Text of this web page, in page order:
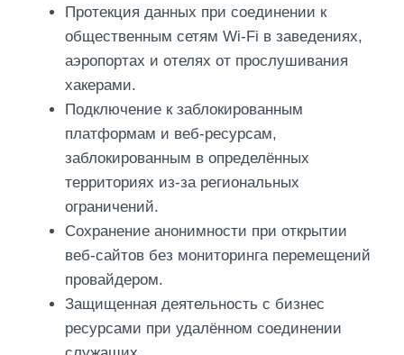
Протекция данных при соединении к
общественным сетям Wi-Fi в заведениях,
аэропортах и отелях от прослушивания
хакерами.
Подключение к заблокированным
платформам и веб-ресурсам,
заблокированным в определённых
территориях из-за региональных
ограничений.
Сохранение анонимности при открытии
веб-сайтов без мониторинга перемещений
провайдером.
Защищенная деятельность с бизнес
ресурсами при удалённом соединении